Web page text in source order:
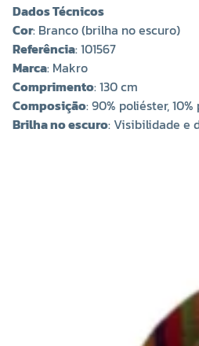
Dados Técnicos
Cor: Branco (brilha no escuro)
Referência: 101567
Marca: Makro
Comprimento: 130 cm
Composição: 90% poliéster,
Brilha no escuro: Visibilidade e